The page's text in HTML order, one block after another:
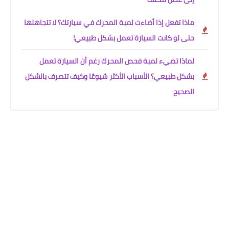
ماذا تفعل إذا أضاءت لمبة المحرك في سيارتك؟ لا تتجاهلها
حتى لو كانت السيارة تعمل بشكل طبيعي!
لماذا تضيء لمبة فحص المحرك رغم أن السيارة تعمل
بشكل طبيعي؟ الأسباب الأكثر شيوعًا وكيف تتصرف بالشكل
الصحيح